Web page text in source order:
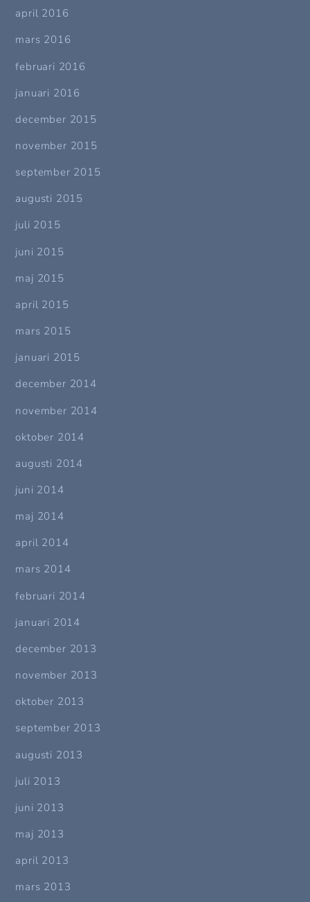
april 2016
mars 2016
februari 2016
januari 2016
december 2015
november 2015
september 2015
augusti 2015
juli 2015
juni 2015
maj 2015
april 2015
mars 2015
januari 2015
december 2014
november 2014
oktober 2014
augusti 2014
juni 2014
maj 2014
april 2014
mars 2014
februari 2014
januari 2014
december 2013
november 2013
oktober 2013
september 2013
augusti 2013
juli 2013
juni 2013
maj 2013
april 2013
mars 2013